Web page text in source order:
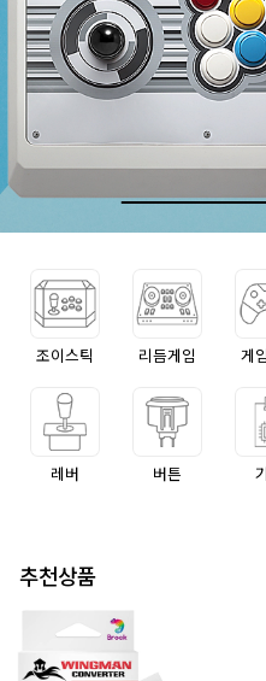
조이스틱 리듬게임 게
레버 버튼
추천상품